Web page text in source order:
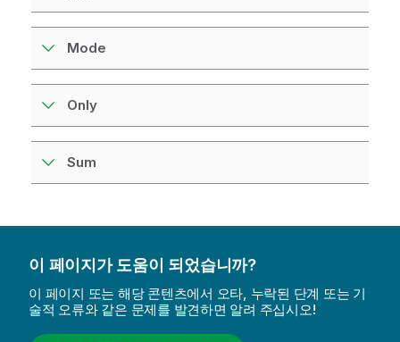
Mode
Only
Sum
이 페이지가 도움이 되었습니까?
이 페이지 또는 해당 콘텐츠에서 오타, 누락된 단계 또는 기
술적 오류와 같은 문제를 발견하면 알려 주십시오!